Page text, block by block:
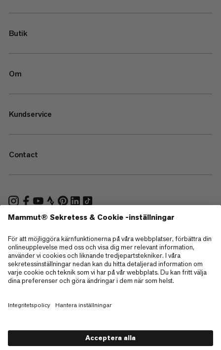
Butik
Om
Kundservice
Contact
—
Sitemap
Cookies
Juridisk information